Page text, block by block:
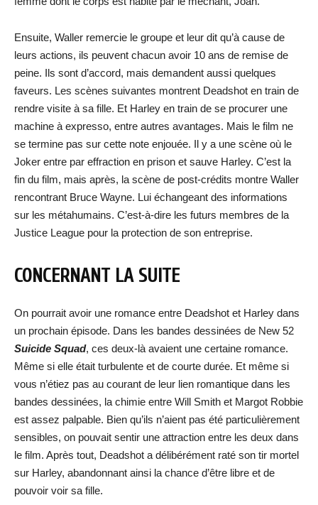
Ensuite, Waller remercie le groupe et leur dit qu’à cause de
leurs actions, ils peuvent chacun avoir 10 ans de remise de
peine. Ils sont d’accord, mais demandent aussi quelques
faveurs. Les scènes suivantes montrent Deadshot en train de
rendre visite à sa fille. Et Harley en train de se procurer une
machine à expresso, entre autres avantages. Mais le film ne
se termine pas sur cette note enjouée. Il y a une scène où le
Joker entre par effraction en prison et sauve Harley. C’est la
fin du film, mais après, la scène de post-crédits montre Waller
rencontrant Bruce Wayne. Lui échangeant des informations
sur les métahumains. C’est-à-dire les futurs membres de la
Justice League pour la protection de son entreprise.
CONCERNANT LA SUITE
On pourrait avoir une romance entre Deadshot et Harley dans
un prochain épisode. Dans les bandes dessinées de New 52
Suicide Squad, ces deux-là avaient une certaine romance.
Même si elle était turbulente et de courte durée. Et même si
vous n’étiez pas au courant de leur lien romantique dans les
bandes dessinées, la chimie entre Will Smith et Margot Robbie
est assez palpable. Bien qu’ils n’aient pas été particulièrement
sensibles, on pouvait sentir une attraction entre les deux dans
le film. Après tout, Deadshot a délibérément raté son tir mortel
sur Harley, abandonnant ainsi la chance d’être libre et de
pouvoir voir sa fille.